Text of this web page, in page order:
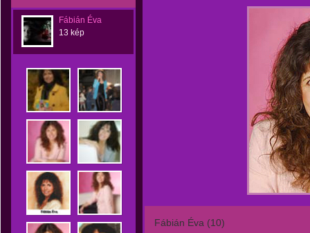
Fábián Éva
13 kép
Fábián Éva (10)